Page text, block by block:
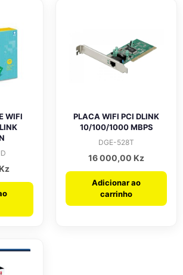
WIFI
Kz
PLACA WIFI PCI DLINK
10/100/1000 MBPS
DGE-528T
16 000,00 Kz
Adicionar ao
carrinho